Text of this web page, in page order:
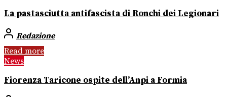
La pastasciutta antifascista di Ronchi dei Legionari
Redazione
Read more
News
Fiorenza Taricone ospite dell’Anpi a Formia